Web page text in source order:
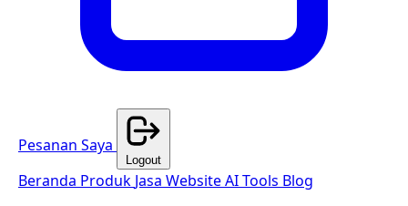
Pesanan Saya
Logout
Beranda Produk Jasa WebsiteAI Tools Blog